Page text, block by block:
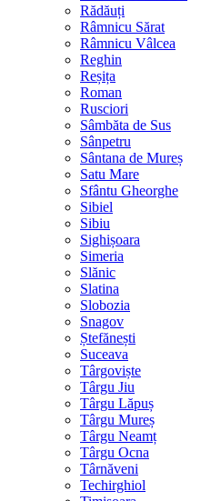
Rădăuți
Râmnicu Sărat
Râmnicu Vâlcea
Reghin
Reșița
Roman
Rusciori
Sâmbăta de Sus
Sânpetru
Sântana de Mureș
Satu Mare
Sfântu Gheorghe
Sibiel
Sibiu
Sighișoara
Simeria
Slănic
Slatina
Slobozia
Snagov
Ștefănești
Suceava
Târgoviște
Târgu Jiu
Târgu Lăpuș
Târgu Mureș
Târgu Neamț
Târgu Ocna
Târnăveni
Techirghiol